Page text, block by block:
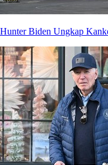
Hunter Biden Ungkap